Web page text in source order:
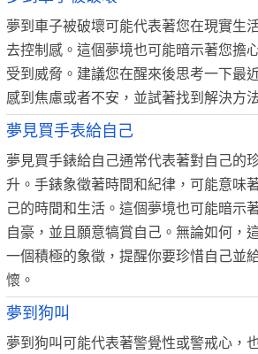
夢到車子被破壞可能代表著您在現實生
去控制感。這個夢境也可能暗示著您擔
受到威脅。建議您在醒來後思考一下最
感到焦慮或者不安，並試著找到解決方
夢見買手表給自己
夢見買手錶給自己通常代表著對自己的
升。手錶象徵著時間和紀律，可能意味
己的時間和生活。這個夢境也可能暗示
自豪，並且願意犒賞自己。無論如何，
一個積極的象徵，提醒你要珍惜自己並
懷。
夢到狗叫
夢到狗叫可能代表著警覺性或警戒心，